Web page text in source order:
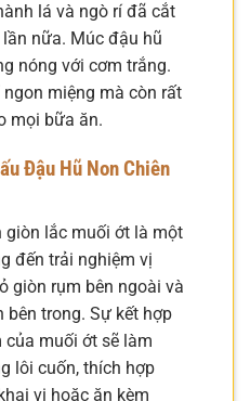
lá và ngò rí đã cắt
nữa. Múc đậu hũ
nóng với cơm trắng.
miệng mà còn rất
mọi bữa ăn.
Đậu Hũ Non Chiên
giòn lắc muối ớt là một
đến trải nghiệm vị
giòn rụm bên ngoài và
bên trong. Sự kết hợp
của muối ớt sẽ làm
lôi cuốn, thích hợp
vị hoặc ăn kèm